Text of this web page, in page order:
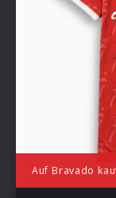
Auf Bravado